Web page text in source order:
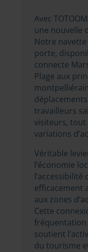
Avec
une nouvelle
Notre
porte,
connecte
Plage aux
travailleurs
visiteurs, tout
variations
Véritable
l’économie
efficacement
aux zones
Cette
fréquentation
soutient
du tourisme